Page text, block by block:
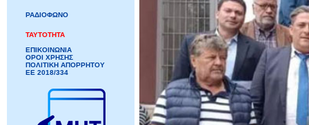
ΡΑΔΙΟΦΩΝΟ
ΤΑΥΤΟΤΗΤΑ
ΕΠΙΚΟΙΝΩΝΙΑ
ΟΡΟΙ ΧΡΗΣΗΣ
ΠΟΛΙΤΙΚΗ ΑΠΟΡΡΗΤΟΥ
ΕΕ 2018/334